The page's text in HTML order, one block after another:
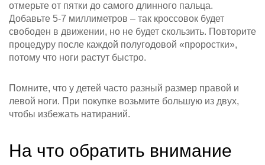
отмерьте от пятки до самого длинного пальца.
Добавьте 5‑7 миллиметров – так кроссовок будет
свободен в движении, но не будет скользить. Повторите
процедуру после каждой полугодовой «проростки»,
потому что ноги растут быстро.
Помните, что у детей часто разный размер правой и
левой ноги. При покупке возьмите большую из двух,
чтобы избежать натираний.
На что обратить внимание